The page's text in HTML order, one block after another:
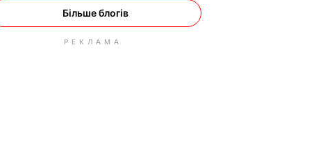
Більше блогів
РЕКЛАМА